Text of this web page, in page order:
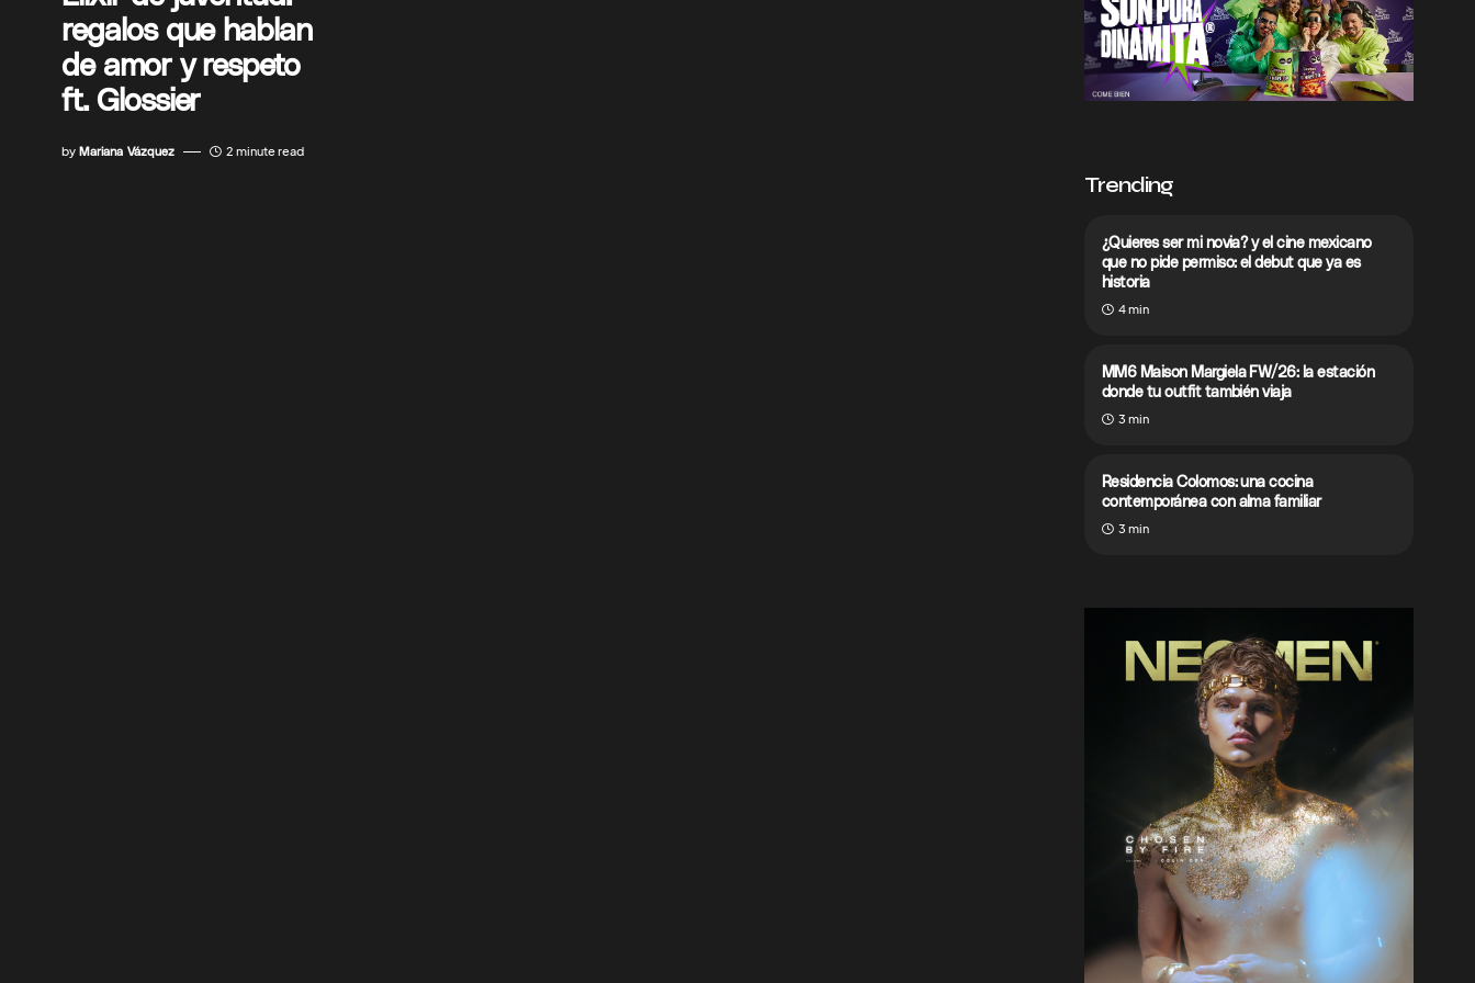
regalos que hablan
de amor y respeto
ft. Glossier
by Mariana Vázquez 2 minute read
Trending
¿Quieres ser mi novia? y el cine mexicano
que no pide permiso: el debut que ya es
historia
4 min
MM6 Maison Margiela FW/26: la estación
donde tu outfit también viaja
3 min
Residencia Colomos: una cocina
contemporánea con alma familiar
3 min